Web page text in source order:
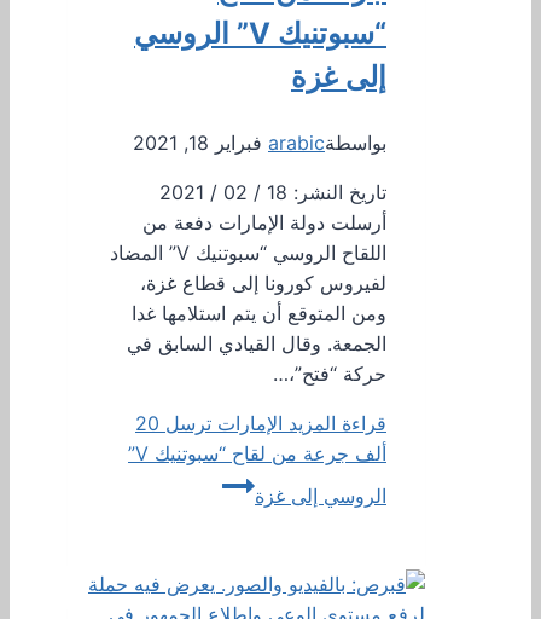
“سبوتنيك V” الروسي
إلى غزة
بواسطةarabic فبراير 18, 2021
تاريخ النشر: 18 / 02 / 2021
أرسلت دولة الإمارات دفعة من
اللقاح الروسي “سبوتنيك V” المضاد
لفيروس كورونا إلى قطاع غزة،
ومن المتوقع أن يتم استلامها غدا
الجمعة. وقال القيادي السابق في
حركة “فتح”،…
قراءة المزيد
الإمارات ترسل 20
ألف جرعة من لقاح “سبوتنيك V”
الروسي إلى غزة